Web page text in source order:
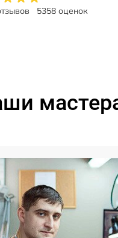
5358 оценок